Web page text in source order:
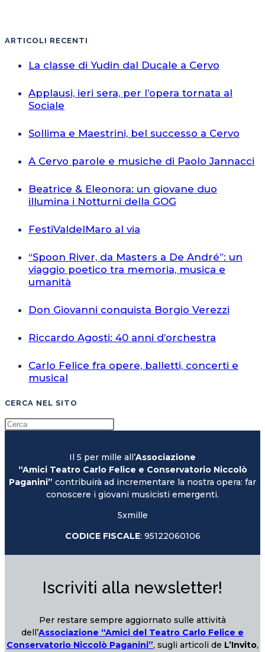
ARTICOLI RECENTI
La classe di Yudin dal Ducale a Cervo
Applausi, ieri sera, per l’opera tornata al
Sociale
Sollima e Maestrini, bel successo a Cervo
A Cervo parole e musiche di Paolo Jannacci
Beatrice & Eleonora: un giovane duo
illumina i Notturni della GOG
FestiValdelMaro al via
“Spoon River, da Masters a De André”: un
viaggio poetico tra memoria, musica e
umanità
Don Giovanni conquista Borgio Verezzi
Riccardo Agosti: 40 anni d’orchestra
Carlo Felice fra opere, balletti, concerti e
musical
CERCA NEL SITO
Il 5 per mille all’Associazione
“Amici Teatro Carlo Felice e Conservatorio Niccolò
Paganini” contribuirà ad incrementare la nostra opera: far
conoscere i giovani musicisti emergenti.
5xmille
CODICE FISCALE: 95122060106
Iscriviti alla newsletter!
Per restare sempre aggiornato sulle attività
dell’Associazione “Amici del Teatro Carlo Felice e
Conservatorio Niccolò Paganini”, sugli articoli de L’Invito,